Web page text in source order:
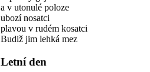
a v utonulé poloze
ubozí nosatci
plavou v rudém kosatci
Budiž jim lehká mez
Letní den